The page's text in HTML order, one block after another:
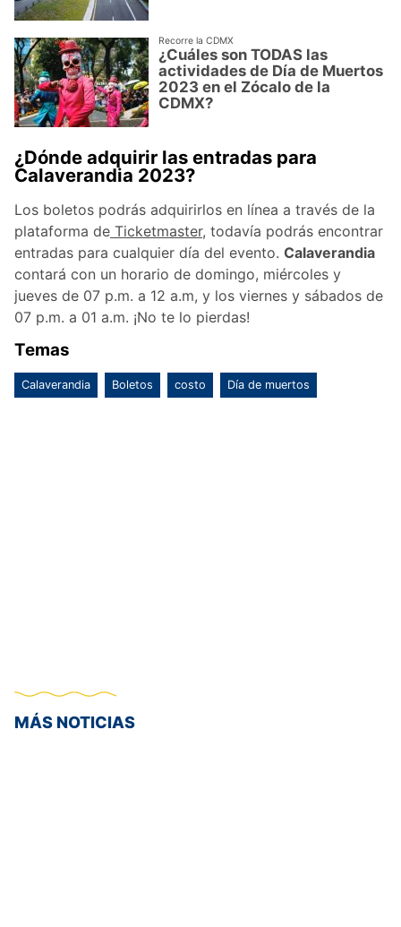
Recorre la CDMX
¿Cuáles son TODAS las
actividades de Día de Muertos
2023 en el Zócalo de la
CDMX?
¿Dónde adquirir las entradas para
Calaverandia 2023?
Los boletos podrás adquirirlos en línea a través de la
plataforma de Ticketmaster, todavía podrás encontrar
entradas para cualquier día del evento. Calaverandia
contará con un horario de domingo, miércoles y
jueves de 07 p.m. a 12 a.m, y los viernes y sábados de
07 p.m. a 01 a.m. ¡No te lo pierdas!
Temas
Calaverandia Boletos costo Día de muertos
MÁS NOTICIAS